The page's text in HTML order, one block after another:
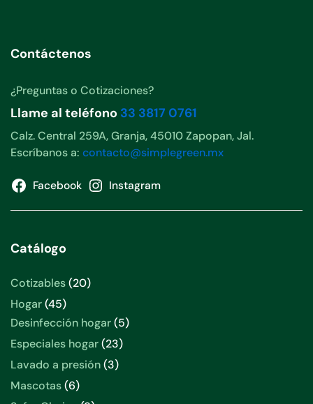
Contáctenos
¿Preguntas o Cotizaciones?
Llame al teléfono 33 3817 0761
Calz. Central 259A, Granja, 45010 Zapopan, Jal.
Escríbanos a: contacto@simplegreen.mx
Facebook Instagram
Catálogo
Cotizables 2020
Hogar 4545
productos
Desinfección hogar 55
Especiales hogar 2323
productos
Lavado a presión 33
Mascotas 66